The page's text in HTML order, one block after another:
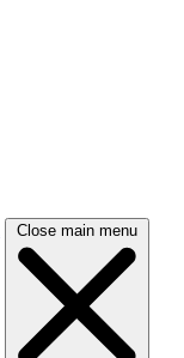
Close main menu